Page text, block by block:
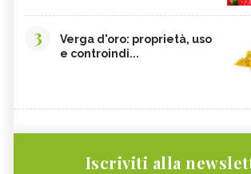
3
Verga d'oro: proprietà, uso
e controindi...
Iscriviti alla